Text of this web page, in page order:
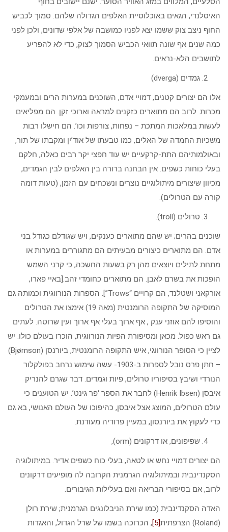
האיסלנדי, הגאים באוכלוסיית האלפים הגדולה שלהם. סמוך לכביש
החוף ניצב צוק ששמו יצא לפניו כמושבה של אלפי שדונים, ולכן לפני
כמה שנים אף שונה תוואי הכביש הסמוך לצוק, כדי לא להפריע
לתושבים הלא-נראים.
גמדים (dverga)
אלו הם יצורים קטנים, דמויי אדם, השוכנים במערות הרים ובמעמקי
מכרות. לרוב הם מתוארים כזקנים למראה וארוכי זקן. הם מפליאים
לעשות במלאכות המתכת – נפחות, צורפות וכו’. הם חישלו רבות
משכיות החמדה של האלים, כמו טבעתו של אוד’ין ומקבתו של תור,
ובאולמותיהם התת-קרקעיים יש עוד חפצי יקר רבים כאלה, חלקם
בעלי כוחות כשפים. אין הבחנה ברורה בין האלפים לבין הגמדים,
מכיוון שיצורים מיתולוגיים נוצרים ונשכחים עם הזמן, (טעות דומה
קורה עם הטרולים).
טרולים (troll).
שוכנים בהרים; יש שהם מתוארים כענקים, ויש שגודלם כגודל בני
אדם. הם מתוארים כיצורים מבעיתים הם מתגוררים במערות או
מתחת לתילים ויוצאים מהן רק בשעות החשכה, כי קרני השמש
הופכות את בשרם לאבן. הם מתוארים כחומדי זהב.[באיי פארו,
אורקאני ושטלנד, הם קרויים “Trows”]. הספרות הנורווגית וכמותה גם
המוסיקה של התקופה הרומנטית (מאה 19) אימצו את הטרולים
והוסיפו להם אוזני ענק , אף ארוך בעלי אף ארוך ועין שרוטה. לעתים
גם ראש כפול. מכאן ומסיפורת הפיות הנורווגית, הוכרו בעולם כולו. יש
לציין כי הסופר הנורווגי, איש התקופה הרומנטית, ביורנסן (Bjørnson)
– חתן פרס נובל לספרות ב-1903- עשה שימוש נרחב בפולקלור
הנורדי ושיבץ בסיפוריו טרולים, פיות וגמדים. דבר שגרם להנריק
איבסן (Henrik Ibsen) לחבר את הספר ‘פר גינט’. יש הטוענים כי
עולם הטרולים, המוצג אצל איבסן, כהיפוכו של העולם האנושי, בא גם
כדי לעקוץ את ביורנסון, במעיין פרודיה מעודנת.
שפיפונים, או דרקונים (orm),
הם יצורים דמויי נחש או לטאה, בעלי כוח כשפים אדיר. במיתולוגיה
הסקנדינבית ובמיתולוגיה הגרמנית הקרובה לה מופיעים דרקונים
לרוב, אם בסיפורי הבריאה ואם בעלילות הגיבורים.
האדה הסקנדינבית (כמו שירת הניבלונגים הגרמנית; שירת רולן
(Roland) הצרפתית
[5]
, הכרוכה בשמו של שרל הגדול, והאגדות